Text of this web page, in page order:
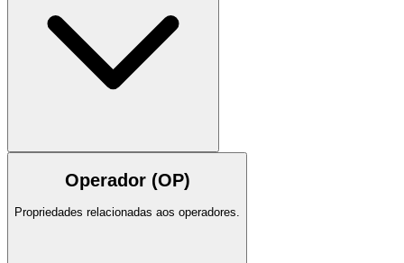
Operador (OP)
Propriedades relacionadas aos operadores.